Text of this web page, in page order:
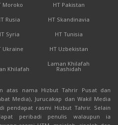
Moroko
HT Pakistan
Rusia
HT Skandinavia
Syria
HT Tunisia
Ukraine HT Uzbekistan
Khilafah
Laman Khilafah
Rashidah
atas nama Hizbut Tahrir Pusat dan
Media), Jurucakap dan Wakil Media
pendapat rasmi Hizbut Tahrir. Selain
peribadi penulis walaupun ia